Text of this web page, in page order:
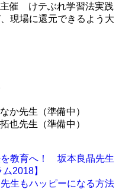
催 けテぶれ学習法実践
現場に還元できるよう大
か先生（準備中）
也先生（準備中）
教育へ！ 坂本良晶先生
2018】
生もハッピーになる方法